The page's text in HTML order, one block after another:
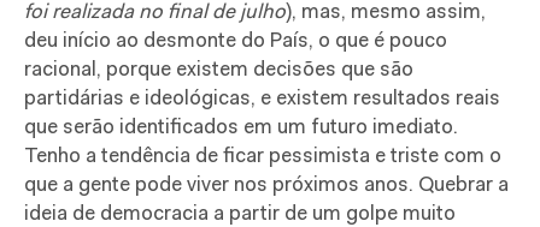
foi realizada no final de julho), mas, mesmo assim,
deu início ao desmonte do País, o que é pouco
racional, porque existem decisões que são
partidárias e ideológicas, e existem resultados reais
que serão identificados em um futuro imediato.
Tenho a tendência de ficar pessimista e triste com o
que a gente pode viver nos próximos anos. Quebrar a
ideia de democracia a partir de um golpe muito